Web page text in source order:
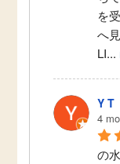
を
へ
LI...
Y T
4
の